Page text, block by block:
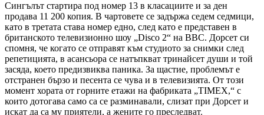
Сингълът стартира под номер 13 в класациите и за ден
продава 11 200 копия. В чартовете се задържа седем седмици,
като в третата става номер едно, след като е представен в
британското телевизионно шоу „Disco 2“ на BBC. Дорсет си
спомня, че когато се отправят към студиото за снимки след
репетицията, в асансьора се натъпкват тринайсет души и той
засяда, което предизвиква паника. За щастие, проблемът е
отстранен бързо и песента се чува и в телевизията. От този
момент хората от горните етажи на фабриката „TIMEX,“ с
които дотогава само са се разминавали, слизат при Дорсет и
искат да са му приятели, а жените го преследват.